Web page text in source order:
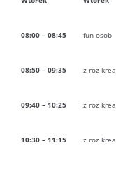
08:00 – 08:45 fun osob
08:50 – 09:35 z roz krea
09:40 – 10:25 z roz krea
10:30 – 11:15 z roz krea